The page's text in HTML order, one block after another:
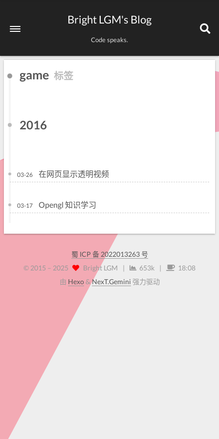
Bright LGM's Blog
Code speaks.
game 标签
2016
03-26 在网页显示透明视频
03-17 Opengl 知识学习
蜀 ICP 备 2022013263 号
© 2015 – 2025 Bright LGM | 653k |
18:08
由 Hexo&NexT.Gemini 强力驱动